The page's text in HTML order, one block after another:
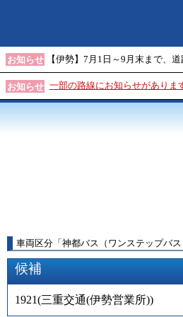
お知らせ 【伊勢】7月1日～9月末まで、
お知らせ 一部の路線にお知らせがありま
車両区分 「 神都バス（ワンステップバス
候補
1921(三重交通(伊勢営業所))